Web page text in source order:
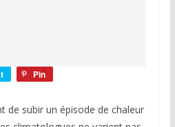
Pin
de subir un épisode de chaleur